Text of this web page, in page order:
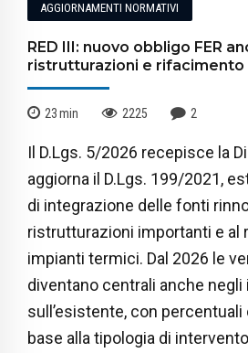
AGGIORNAMENTI NORMATIVI
RED III: nuovo obbligo FER
ristrutturazioni e
23min 2225 2
Il D.Lgs. 5/2026 recepisce la
aggiorna il D.Lgs. 199/2021,
di integrazione delle fonti
ristrutturazioni importanti e al
impianti termici. Dal 2026 le
diventano centrali anche negli
sull’esistente, con
base alla tipologia di